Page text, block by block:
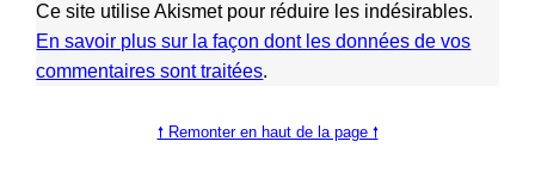
Ce site utilise Akismet pour réduire les indésirables.
En savoir plus sur la façon dont les données de vos
commentaires sont traitées.
🠕 Remonter en haut de la page 🠕